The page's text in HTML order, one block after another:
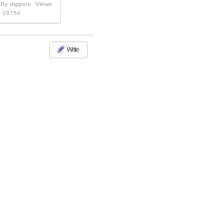
By digipine
Views
19754
Write